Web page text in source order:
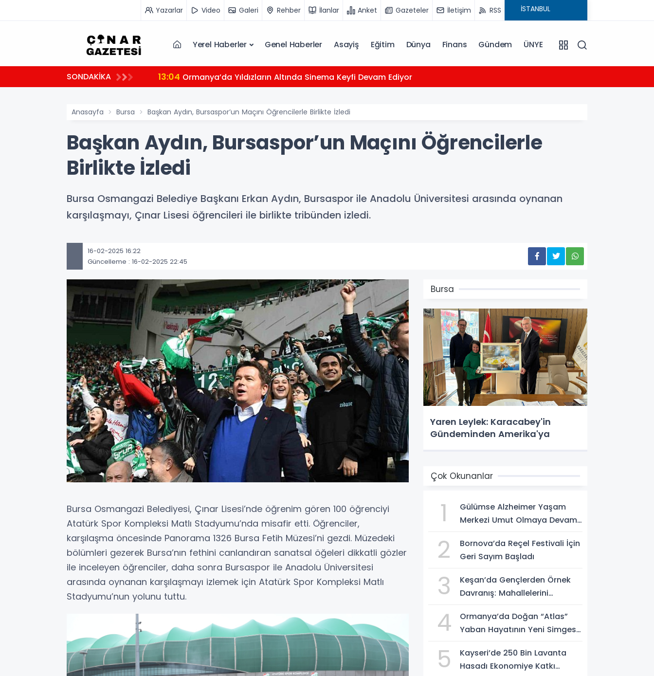
Yazarlar Video Galeri Rehber İlanlar Anket Gazeteler İletişim RSS
Yerel Haberler Genel Haberler Asayiş Eğitim Dünya Finans Gündem ÜNYE
SONDAKİKA 13:04 Ormanya’da Yıldızların Altında Sinema Keyfi Devam Ediyor
Anasayfa Bursa Başkan Aydın, Bursaspor’un Maçını Öğrencilerle Birlikte İzledi
Başkan Aydın, Bursaspor’un Maçını Öğrencilerle
Birlikte İzledi
Bursa Osmangazi Belediye Başkanı Erkan Aydın, Bursaspor ile Anadolu Üniversitesi arasında oynanan
karşılaşmayı, Çınar Lisesi öğrencileri ile birlikte tribünden izledi.
16-02-2025 16:22
Güncelleme : 16-02-2025 22:45
Bursa Osmangazi Belediyesi, Çınar Lisesi’nde öğrenim gören 100 öğrenciyi
Atatürk Spor Kompleksi Matlı Stadyumu’nda misafir etti. Öğrenciler,
karşılaşma öncesinde Panorama 1326 Bursa Fetih Müzesi’ni gezdi. Müzedeki
bölümleri gezerek Bursa’nın fethini canlandıran sanatsal öğeleri dikkatli gözler
ile inceleyen öğrenciler, daha sonra Bursaspor ile Anadolu Üniversitesi
arasında oynanan karşılaşmayı izlemek için Atatürk Spor Kompleksi Matlı
Stadyumu’nun yolunu tuttu.
Bursa
Yaren Leylek: Karacabey'in
Gündeminden Amerika'ya
Çok Okunanlar
1
Gülümse Alzheimer Yaşam
Merkezi Umut Olmaya Devam
2
Bornova’da Reçel Festivali İçin
Geri Sayım Başladı
3
Keşan’da Gençlerden Örnek
Davranış: Mahallelerini
4
Ormanya’da Doğan “Atlas”
Yaban Hayatının Yeni Simgesi
5
Kayseri’de 250 Bin Lavanta
Hasadı Ekonomiye Katkı